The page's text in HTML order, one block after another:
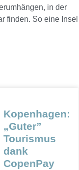
in der
finden. So eine Insel
Kopenhagen:
„Guter”
Tourismus
dank
CopenPay